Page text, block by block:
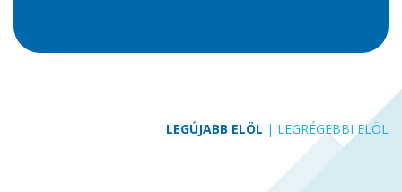
LEGÚJABB ELÖL | LEGRÉGEBBI ELÖL